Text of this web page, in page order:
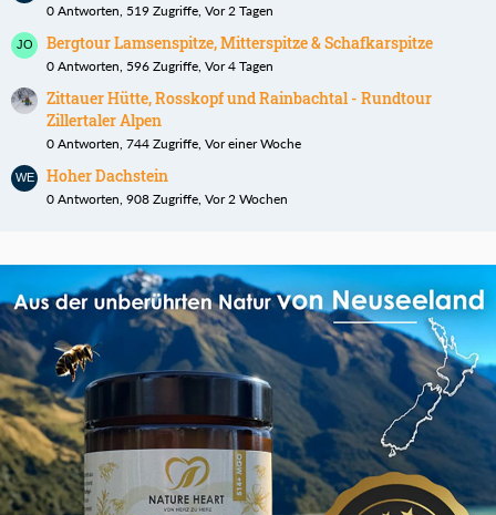
0 Antworten, 519 Zugriffe, Vor 2 Tagen
Bergtour Lamsenspitze, Mitterspitze & Schafkarspitze
0 Antworten, 596 Zugriffe, Vor 4 Tagen
Zittauer Hütte, Rosskopf und Rainbachtal - Rundtour
Zillertaler Alpen
0 Antworten, 744 Zugriffe, Vor einer Woche
Hoher Dachstein
0 Antworten, 908 Zugriffe, Vor 2 Wochen